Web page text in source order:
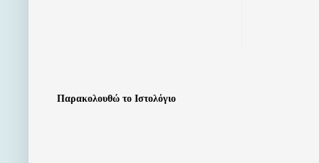
Παρακολουθώ το Ιστολόγιο